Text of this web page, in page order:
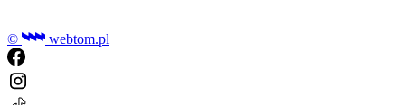
© webtom.pl